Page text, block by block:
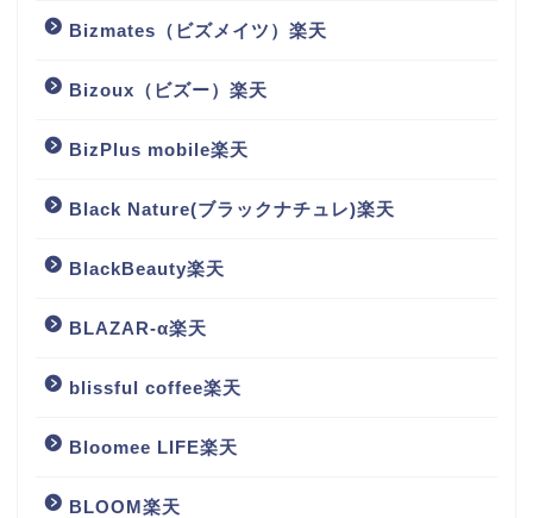
Bizmates（ビズメイツ）楽天
Bizoux（ビズー）楽天
BizPlus mobile楽天
Black Nature(ブラックナチュレ)楽天
BlackBeauty楽天
BLAZAR-α楽天
blissful coffee楽天
Bloomee LIFE楽天
BLOOM楽天